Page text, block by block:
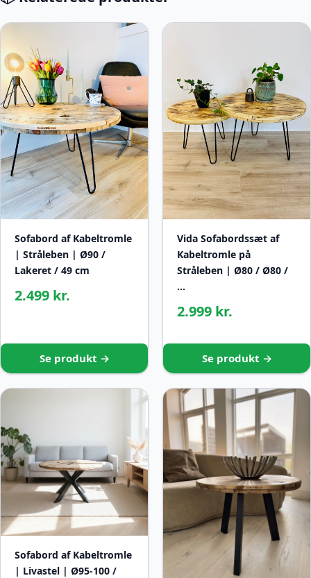
Sofabord af Kabeltromle
| Stråleben | Ø90 /
Lakeret / 49 cm
2.499 kr.
Se produkt →
Vida Sofabordssæt af
Kabeltromle på
Stråleben | Ø80 / Ø80 /
…
2.999 kr.
Se produkt →
Sofabord af Kabeltromle
| Livastel | Ø95-100 /